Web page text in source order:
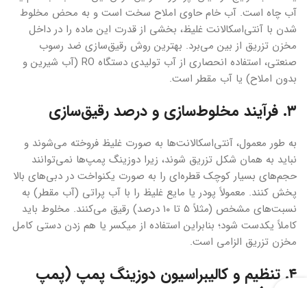
آب چاه است. آب خام حاوی املاح سخت است و به محض مخلوط
شدن با آنتی‌اسکالانت غلیظ، بخشی از قدرت این ماده را در داخل
مخزن تزریق از بین می‌برد. بهترین روش رقیق‌سازی ضد رسوب
صنعتی، استفاده انحصاری از آب تولیدی دستگاه RO (آب شیرین و
بدون املاح) یا آب مقطر است.
۳. فرآیند مخلوط‌سازی و درصد رقیق‌سازی
به طور معمول، آنتی‌اسکالانت‌ها به صورت غلیظ فروخته می‌شوند و
نباید به همان شکل تزریق شوند، زیرا دوزینگ پمپ‌ها نمی‌توانند
حجم‌های بسیار کوچک قطره‌ای را به صورت یکنواخت در دبی‌های بالا
پخش کنند. معمولاً پودر یا مایع غلیظ را با آب پراتی (آب مقطر) به
نسبت‌های مشخص (مثلاً ۵ تا ۱۰ درصد) رقیق می‌کنند. مخلوط باید
کاملاً یکدست شود؛ بنابراین استفاده از میکسر یا هم زدن دستی کامل
مخزن تزریق الزامی است.
۴. تنظیم و کالیبراسیون دوزینگ پمپ (پمپ